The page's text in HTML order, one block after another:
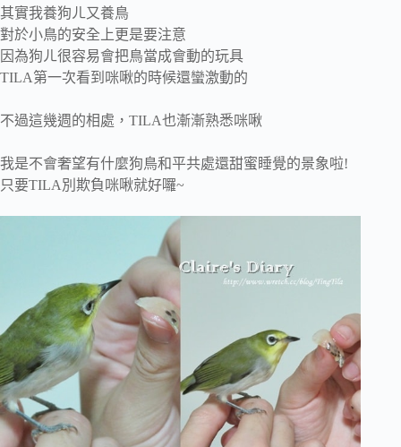
其實我養狗ㄦ又養鳥
對於小鳥的安全上更是要注意
因為狗ㄦ很容易會把鳥當成會動的玩具
TILA第一次看到咪啾的時候還蠻激動的
不過這幾週的相處，TILA也漸漸熟悉咪啾
我是不會奢望有什麼狗鳥和平共處還甜蜜睡覺的景象啦!
只要TILA別欺負咪啾就好囉~